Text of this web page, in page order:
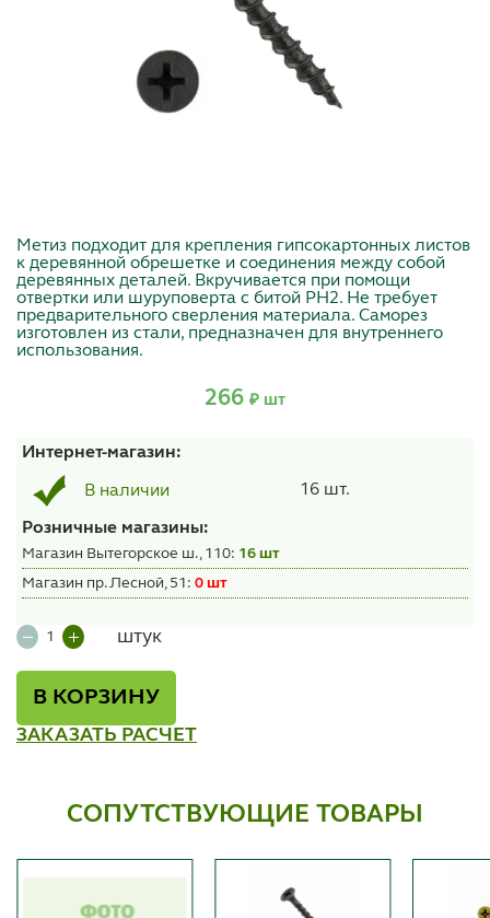
Метиз подходит для крепления гипсокартонных листов
к деревянной обрешетке и соединения между собой
деревянных деталей. Вкручивается при помощи
отвертки или шуруповерта с битой PH2. Не требует
предварительного сверления материала. Саморез
изготовлен из стали, предназначен для внутреннего
использования.
266 ₽ шт
Интернет-магазин:
В наличии 16 шт.
Розничные магазины:
Магазин Вытегорское ш., 110: 16 шт
Магазин пр. Лесной, 51: 0 шт
штук
В КОРЗИНУ
ЗАКАЗАТЬ РАСЧЕТ
СОПУТСТВУЮЩИЕ ТОВАРЫ